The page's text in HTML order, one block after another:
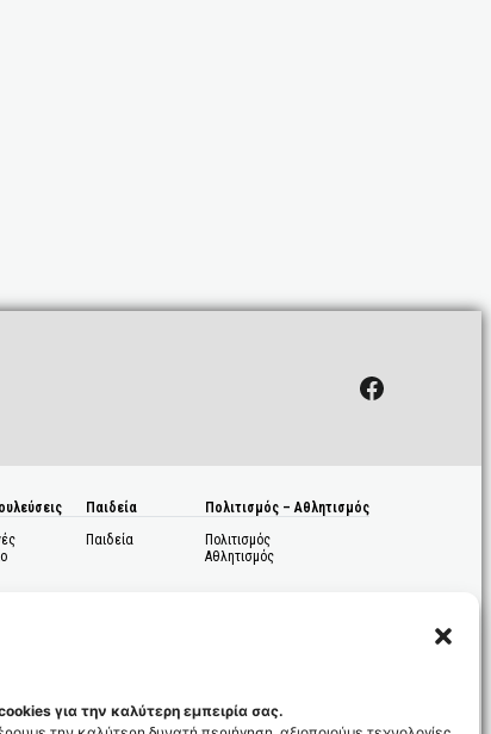
για την καλύτερη εμπειρία σας.
Facebook
Παιδεία
Παιδεία
Πολιτισμός – Αθλητισμός
Πολιτισμός
Αθλητισμός